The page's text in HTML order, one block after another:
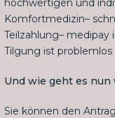
hochwertigen und
Komfortmedizin–
Teilzahlung–
Tilgung ist
Und wie geht es nun
Sie können den Antrag